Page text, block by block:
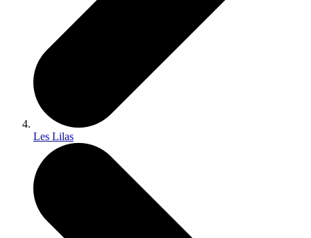
Les Lilas